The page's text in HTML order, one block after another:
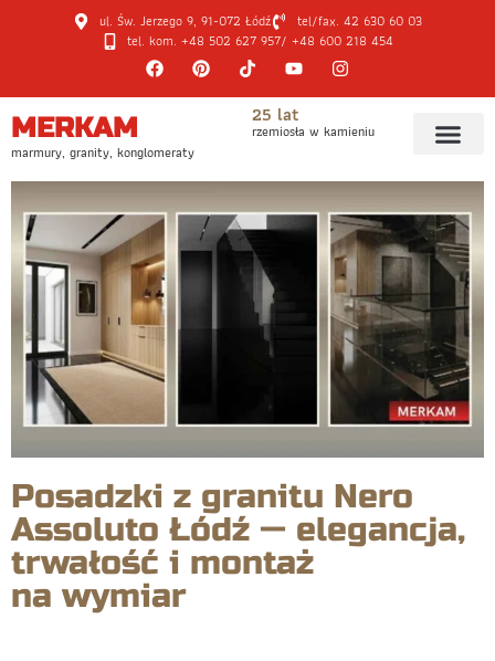
ul. Św. Jerzego 9, 91-072 Łódź
tel/fax. 42 630 60 03
tel. kom. +48 502 627 957/ +48 600 218 454
MERKAM
marmury, granity, konglomeraty
25 lat
rzemiosła w kamieniu
Posadzki z granitu Nero
Assoluto Łódź — elegancja,
trwałość i montaż
na wymiar